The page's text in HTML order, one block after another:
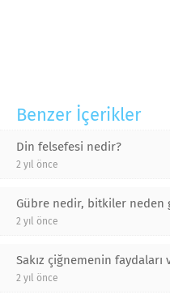
Benzer İçerikler
Din felsefesi nedir?
2 yıl önce
Gübre nedir, bitkiler neden
2 yıl önce
Sakız çiğnemenin faydaları
2 yıl önce